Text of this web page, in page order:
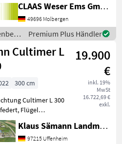
T-Liner-
mit Abstreifern,
Warntafeln/
CLAAS Weser Ems GmbH
49696 Molbergen
Premium Plus Händler
Cultimer L
19.900
€
inkl. 19%
MwSt
16.722,69 €
exkl.
300 cm
Cultimer L 300
Flügel
mit
Beleuchtung
Grubber
Klaus Sämann Landmaschinen Fachbetrieb GmbH
97215 Uffenheim